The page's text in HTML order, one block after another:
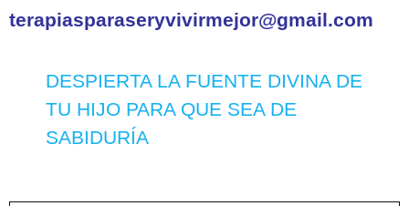
terapiasparaseryvivirmejor@gmail.com
DESPIERTA LA FUENTE DIVINA DE
TU HIJO PARA QUE SEA DE
SABIDURÍA